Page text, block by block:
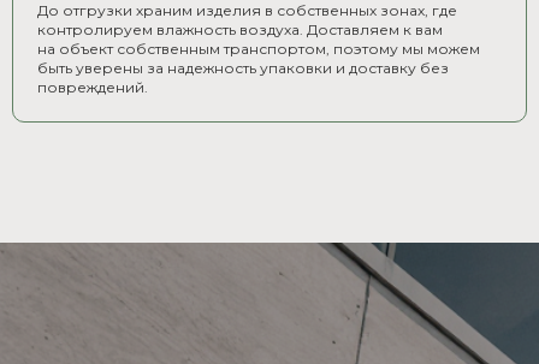
До отгрузки храним изделия в собственных зонах, где
контролируем влажность воздуха. Доставляем к вам
на объект собственным транспортом, поэтому мы можем
быть уверены за надежность упаковки и доставку без
повреждений.